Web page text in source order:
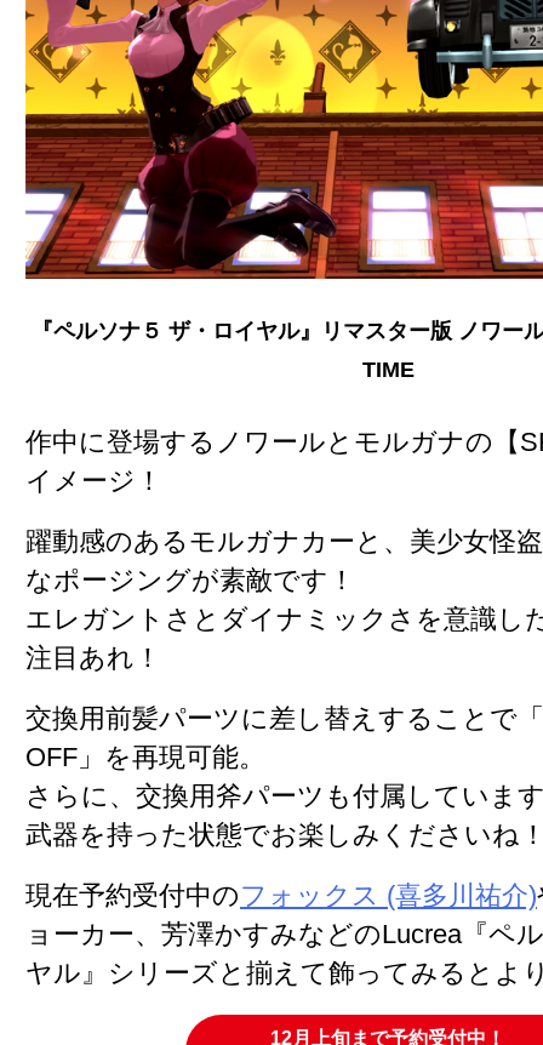
『ペルソナ５ ザ・ロイヤル』リマスター版 ノワー
TIME
作中に登場するノワールとモルガナの【
イメージ！
躍動感のあるモルガナカーと、美少女怪
なポージングが素敵です！
エレガントさとダイナミックさを意識し
注目あれ！
交換用前髪パーツに差し替えすることで
OFF」を再現可能。
さらに、交換用斧パーツも付属していま
武器を持った状態でお楽しみくださいね
現在予約受付中のフォックス (喜多川祐介)
ョーカー、芳澤かすみなどのLucrea『ペ
ヤル』シリーズと揃えて飾ってみるとよ
12月上旬まで予約受付中！